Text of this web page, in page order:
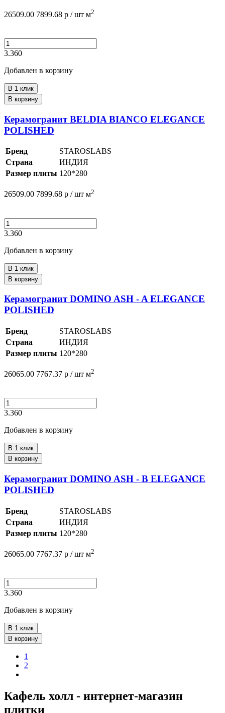
26509.00 7899.68 р / шт м2
3.360
Добавлен в корзину
В 1 клик
В корзину
Керамогранит BELDIA BIANCO ELEGANCE
POLISHED
Бренд
STAROSLABS
Страна
ИНДИЯ
Размер плиты 120*280
26509.00 7899.68 р / шт м2
3.360
Добавлен в корзину
В 1 клик
В корзину
Керамогранит DOMINO ASH - A ELEGANCE
POLISHED
Бренд
STAROSLABS
Страна
ИНДИЯ
Размер плиты 120*280
26065.00 7767.37 р / шт м2
3.360
Добавлен в корзину
В 1 клик
В корзину
Керамогранит DOMINO ASH - B ELEGANCE
POLISHED
Бренд
STAROSLABS
Страна
ИНДИЯ
Размер плиты 120*280
26065.00 7767.37 р / шт м2
3.360
Добавлен в корзину
В 1 клик
В корзину
1
2
Кафель холл - интернет-магазин
плитки